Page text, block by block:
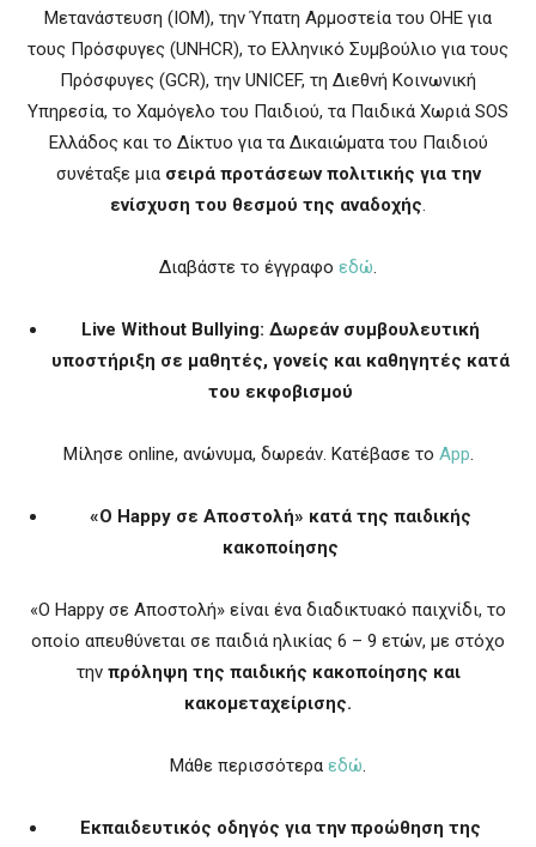
Μετανάστευση (IOM), την Ύπατη Αρμοστεία του ΟΗΕ για
τους Πρόσφυγες (UNHCR), το Ελληνικό Συμβούλιο για τους
Πρόσφυγες (GCR), την UNICEF, τη Διεθνή Κοινωνική
Υπηρεσία, το Χαμόγελο του Παιδιού, τα Παιδικά Χωριά SOS
Ελλάδος και το Δίκτυο για τα Δικαιώματα του Παιδιού
συνέταξε μια σειρά προτάσεων πολιτικής για την
ενίσχυση του θεσμού της αναδοχής.
Διαβάστε το έγγραφο εδώ.
Live Without Bullying: Δωρεάν συμβουλευτική
υποστήριξη σε μαθητές, γονείς και καθηγητές κατά
του εκφοβισμού
Μίλησε online, ανώνυμα, δωρεάν. Κατέβασε το App.
«Ο Happy σε Αποστολή» κατά της παιδικής
κακοποίησης
«Ο Happy σε Αποστολή» είναι ένα διαδικτυακό παιχνίδι, το
οποίο απευθύνεται σε παιδιά ηλικίας 6 – 9 ετών, με στόχο
την πρόληψη της παιδικής κακοποίησης και
κακομεταχείρισης.
Μάθε περισσότερα εδώ.
Εκπαιδευτικός οδηγός για την προώθηση της